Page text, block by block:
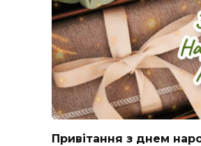
Привітання з днем